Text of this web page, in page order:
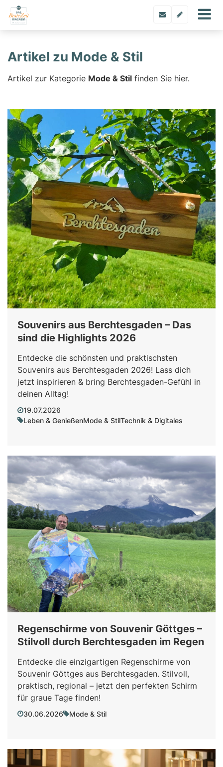
Artikel zu Mode & Stil
Artikel zur Kategorie Mode & Stil finden Sie hier.
Souvenirs aus Berchtesgaden – Das
sind die Highlights 2026
Entdecke die schönsten und praktischsten
Souvenirs aus Berchtesgaden 2026! Lass dich
jetzt inspirieren & bring Berchtesgaden-Gefühl in
deinen Alltag!
19.07.2026
Leben & GenießenMode & StilTechnik & Digitales
Regenschirme von Souvenir Göttges –
Stilvoll durch Berchtesgaden im Regen
Entdecke die einzigartigen Regenschirme von
Souvenir Göttges aus Berchtesgaden. Stilvoll,
praktisch, regional – jetzt den perfekten Schirm
für graue Tage finden!
30.06.2026 Mode & Stil